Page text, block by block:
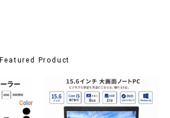
Featured Product